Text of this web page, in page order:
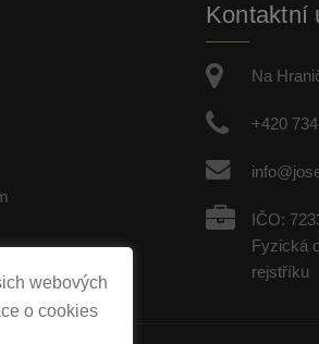
Kontaktní
Na
+420
IČO:
Fyzická
rejstříku
webových
o cookies